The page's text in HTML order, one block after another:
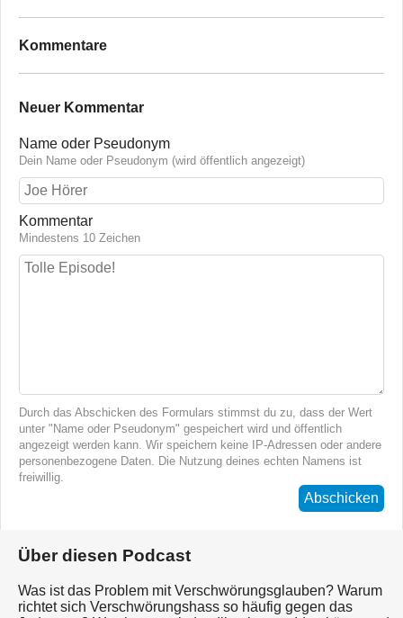
Kommentare
Neuer Kommentar
Name oder Pseudonym
Dein Name oder Pseudonym (wird öffentlich angezeigt)
Kommentar
Mindestens 10 Zeichen
Durch das Abschicken des Formulars stimmst du zu, dass der Wert
unter "Name oder Pseudonym" gespeichert wird und öffentlich
angezeigt werden kann. Wir speichern keine IP-Adressen oder andere
personenbezogene Daten. Die Nutzung deines echten Namens ist
freiwillig.
Abschicken
Über diesen Podcast
Was ist das Problem mit Verschwörungsglauben? Warum
richtet sich Verschwörungshass so häufig gegen das